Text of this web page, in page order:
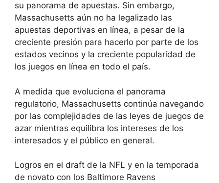
su panorama de apuestas. Sin embargo,
Massachusetts aún no ha legalizado las
apuestas deportivas en línea, a pesar de la
creciente presión para hacerlo por parte de los
estados vecinos y la creciente popularidad de
los juegos en línea en todo el país.
A medida que evoluciona el panorama
regulatorio, Massachusetts continúa navegando
por las complejidades de las leyes de juegos de
azar mientras equilibra los intereses de los
interesados y el público en general.
Logros en el draft de la NFL y en la temporada
de novato con los Baltimore Ravens